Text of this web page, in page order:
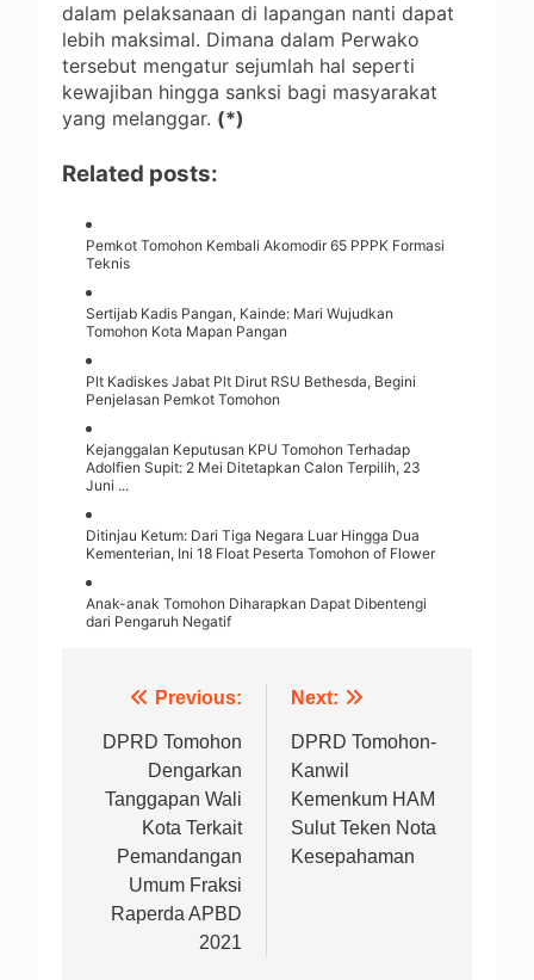
dalam pelaksanaan di lapangan nanti dapat
lebih maksimal. Dimana dalam Perwako
tersebut mengatur sejumlah hal seperti
kewajiban hingga sanksi bagi masyarakat
yang melanggar. (*)
Related posts:
Pemkot Tomohon Kembali Akomodir 65 PPPK Formasi
Teknis
Sertijab Kadis Pangan, Kainde: Mari Wujudkan
Tomohon Kota Mapan Pangan
Plt Kadiskes Jabat Plt Dirut RSU Bethesda, Begini
Penjelasan Pemkot Tomohon
Kejanggalan Keputusan KPU Tomohon Terhadap
Adolfien Supit: 2 Mei Ditetapkan Calon Terpilih, 23
Juni ...
Ditinjau Ketum: Dari Tiga Negara Luar Hingga Dua
Kementerian, Ini 18 Float Peserta Tomohon of Flower
Anak-anak Tomohon Diharapkan Dapat Dibentengi
dari Pengaruh Negatif
Navigasi
pos
Previous:
DPRD Tomohon
Dengarkan
Tanggapan Wali
Kota Terkait
Pemandangan
Umum Fraksi
Raperda APBD
2021
Next:
DPRD Tomohon-
Kanwil
Kemenkum HAM
Sulut Teken Nota
Kesepahaman